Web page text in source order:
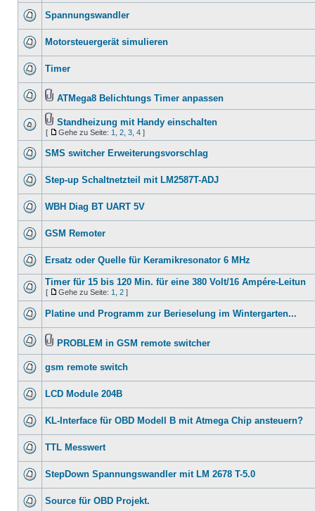
Spannungswandler
Motorsteuergerät simulieren
Timer
ATMega8 Belichtungs Timer anpassen
Standheizung mit Handy einschalten
[ Gehe zu Seite: 1 2 3 4 ]
SMS switcher Erweiterungsvorschlag
Step-up Schaltnetzteil mit LM2587T-ADJ
WBH Diag BT UART 5V
GSM Remoter
Ersatz oder Quelle für Keramikresonator 6 MHz
Timer für 15 bis 120 Min. für eine 380 Volt/16 Ampére-Leitun
[ Gehe zu Seite: 1 2 ]
Platine und Programm zur Berieselung im Wintergarten...
PROBLEM in GSM remote switcher
gsm remote switch
LCD Module 204B
KL-Interface für OBD Modell B mit Atmega Chip ansteuern?
TTL Messwert
StepDown Spannungswandler mit LM 2678 T-5.0
Source für OBD Projekt.